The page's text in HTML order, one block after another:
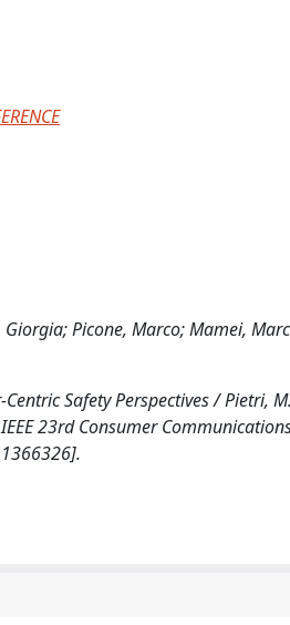
Picone, Marco; Mamei,
Safety Perspectives / Pietri,
23rd Consumer